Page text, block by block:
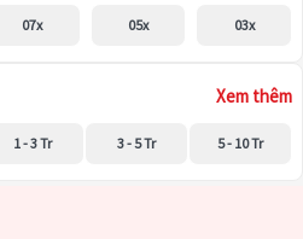
07x 05x 03x
Xem thêm
1 - 3 Tr 3 - 5 Tr 5 - 10 Tr